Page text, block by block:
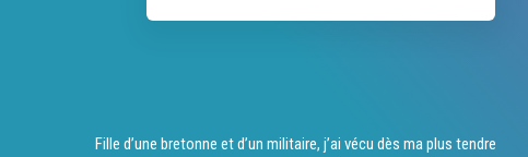
Fille d’une bretonne et d’un militaire, j’ai vécu dès ma plus tendre